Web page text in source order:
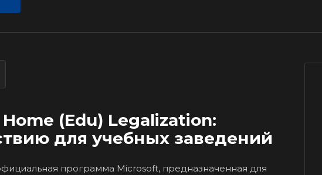
(Edu) Legalization:
для учебных заведений
программа Microsoft, предназначенная для